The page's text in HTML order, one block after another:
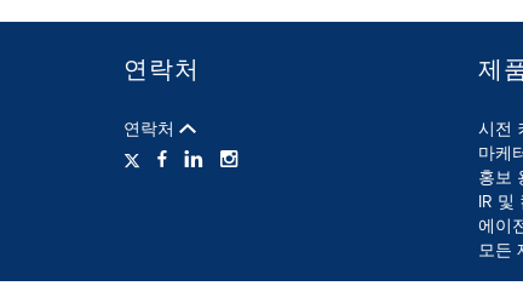
연락처
연락처
제
시전
마케
홍보
IR 및
에이
모든